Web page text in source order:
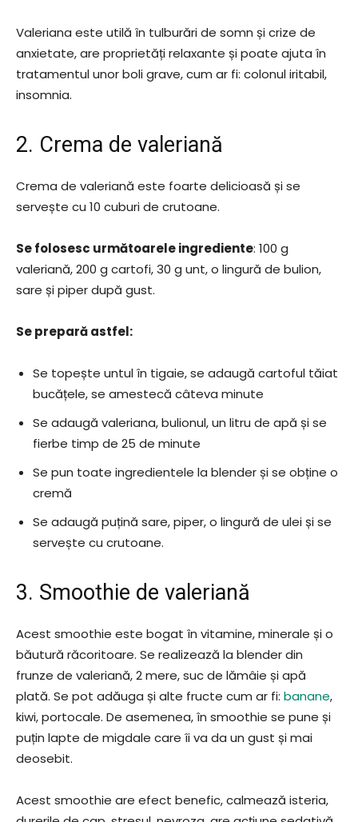
Valeriana este utilă în tulburări de somn și crize de
anxietate, are proprietăți relaxante și poate ajuta în
tratamentul unor boli grave, cum ar fi: colonul iritabil,
insomnia.
2. Crema de valeriană
Crema de valeriană este foarte delicioasă și se
servește cu 10 cuburi de crutoane.
Se folosesc următoarele ingrediente: 100 g
valeriană, 200 g cartofi, 30 g unt, o lingură de bulion,
sare și piper după gust.
Se prepară astfel:
Se topește untul în tigaie, se adaugă cartoful tăiat
bucățele, se amestecă câteva minute
Se adaugă valeriana, bulionul, un litru de apă și se
fierbe timp de 25 de minute
Se pun toate ingredientele la blender și se obține o
cremă
Se adaugă puțină sare, piper, o lingură de ulei și se
servește cu crutoane.
3. Smoothie de valeriană
Acest smoothie este bogat în vitamine, minerale și o
băutură răcoritoare. Se realizează la blender din
frunze de valeriană, 2 mere, suc de lămâie și apă
plată. Se pot adăuga și alte fructe cum ar fi: banane,
kiwi, portocale. De asemenea, în smoothie se pune și
puțin lapte de migdale care îi va da un gust și mai
deosebit.
Acest smoothie are efect benefic, calmează isteria,